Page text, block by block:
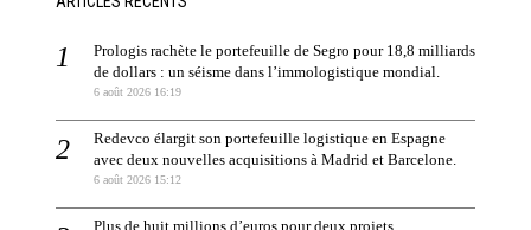
Prologis rachète le portefeuille de Segro pour 18,8 milliards
de dollars : un séisme dans l’immologistique mondial.
6 août 2026 16:19
Redevco élargit son portefeuille logistique en Espagne
avec deux nouvelles acquisitions à Madrid et Barcelone.
6 août 2026 15:12
Plus de huit millions d’euros pour deux projets